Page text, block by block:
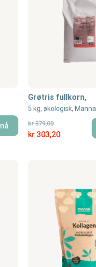
Grøtris fullkorn,
5 kg, økologisk, Manna
Special Price
kr 303,20
kr 379,00